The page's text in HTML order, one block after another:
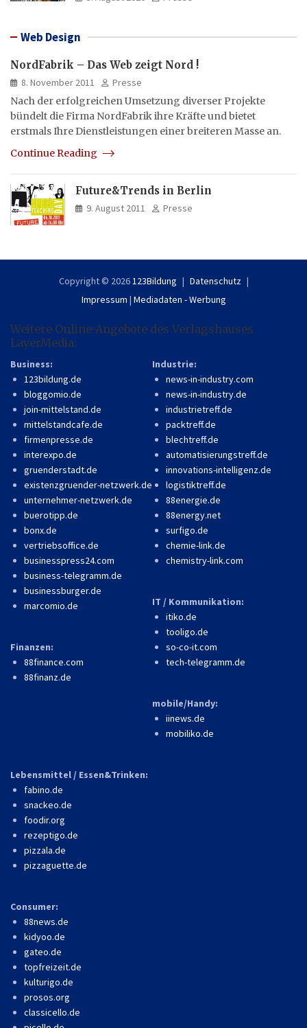
Web Design
NordFabrik – Das Web zeigt Nord !
8. November 2011
Presse
Nach der erfolgreichen Umsetzung diverser Projekte
bündelt die Firma NordFabrik ihre Kräfte und bietet
erstmals Ihre Dienstleistungen einer breiteren Masse an.
Continue Reading
Future&Trends in Berlin
9. August 2011 Presse
Copyright © 2026 123Bildung
Datenschutz
Impressum | Mediadaten - Werbung
Weitere Online-Angebote des Verlagshauses
LayerMedia:
Business:
123bildung.de
bloggomio.de
join-mittelstand.de
mittelstandcafe.de
firmenpresse.de
interexpo.de
gruenderstadt.de
existenzgruender-netzwerk.de
unternehmer-netzwerk.de
buerotipp.de
bonx.de
vertriebsoffice.de
businesspress24.com
business-telegramm.de
businessburger.de
marcomio.de
Finanzen:
88finance.com
88finanz.de
Industrie:
news-in-industry.com
news-in-industry.de
industrietreff.de
packtreff.de
blechtreff.de
automatisierungstreff.de
innovations-intelligenz.de
logistiktreff.de
88energie.de
88energy.net
surfigo.de
chemie-link.de
chemistry-link.com
IT / Kommunikation:
itiko.de
tooligo.de
so-co-it.com
tech-telegramm.de
mobile/Handy:
iinews.de
mobiliko.de
Lebensmittel / Essen&Trinken:
fabino.de
snackeo.de
foodir.org
rezeptigo.de
pizzala.de
pizzaguette.de
Consumer:
88news.de
kidyoo.de
gateo.de
topfreizeit.de
kulturigo.de
prosos.org
classicello.de